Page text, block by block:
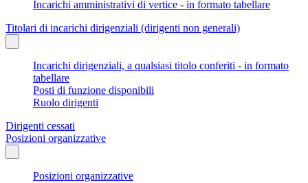
Incarichi amministrativi di vertice - in formato tabellare
Titolari di incarichi dirigenziali (dirigenti non generali)
Incarichi dirigenziali, a qualsiasi titolo conferiti - in formato
tabellare
Posti di funzione disponibili
Ruolo dirigenti
Dirigenti cessati
Posizioni organizzative
Posizioni organizzative